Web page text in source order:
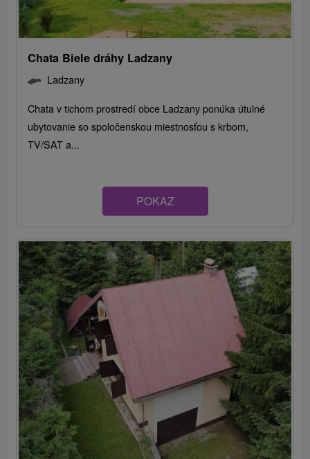
Chata Biele dráhy Ladzany
Ladzany
Chata v tichom prostredí obce Ladzany ponúka útulné
ubytovanie so spoločenskou miestnosťou s krbom,
TV/SAT a...
POKAZ